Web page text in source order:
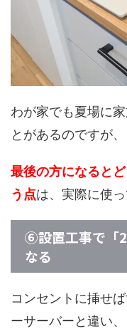
わが家でも夏場に
とがあるのですが、
最後の方になると
う点は、実際に使
⑥設置工事で「
なる
コンセントに挿せ
ーサーバーと違い、